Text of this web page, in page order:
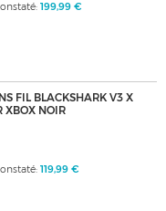
199,99 €
FIL BLACKSHARK V3 X
XBOX NOIR
119,99 €